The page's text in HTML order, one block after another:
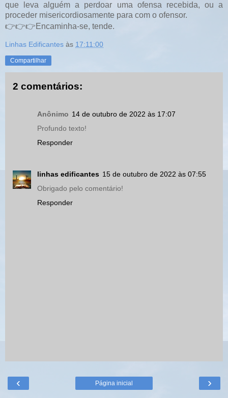
que leva alguém a perdoar uma ofensa recebida, ou a
proceder misericordiosamente para com o ofensor.
👉👉👉Encaminha-se, tende.
Linhas Edificantes às 17:11:00
Compartilhar
2 comentários:
Anônimo 14 de outubro de 2022 às 17:07
Profundo texto!
Responder
linhas edificantes 15 de outubro de 2022 às 07:55
Obrigado pelo comentário!
Responder
‹ ›
Página inicial